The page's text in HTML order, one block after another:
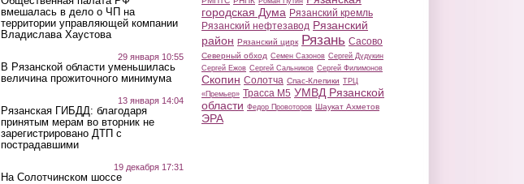
вмешалась в дело о ЧП на
территории управляющей компании
Владислава Хаустова
29 января 10:55
В Рязанской области уменьшилась
величина прожиточного минимума
13 января 14:04
Рязанская ГИБДД: благодаря
принятым мерам во вторник не
зарегистрировано ДТП с
пострадавшими
19 декабря 17:31
На Солотчинском шоссе
городская Дума Рязанский кремль
Рязанский нефтезавод Рязанский
район Рязанский цирк Рязань Сасово
Северный обход Семен Сазонов Сергей Дудукин
Сергей Ежов Сергей Сальников Сергей Филимонов
Скопин Солотча Спас-Клепики ТРЦ
«Премьер» Трасса М5 УМВД Рязанской
области Федор Провоторов Шаукат Ахметов
ЭРА